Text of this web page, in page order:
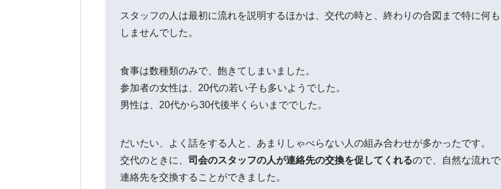
スタッフの人は最初に流れを説明するほかは、交代の時と、終わりの合図まで特に何も
しませんでした。
食事は数種類のみで、飽きてしまいました。
参加者の女性は、20代の若い子も多いようでした。
男性は、20代から30代後半くらいまででした。
だいたい、よく話をする人と、あまりしゃべらない人の組み合わせが多かったです。
交代のときに、 司会のスタッフの人が連絡先の交換を促してくれるので、自然な流れで
連絡先を交換することができました。